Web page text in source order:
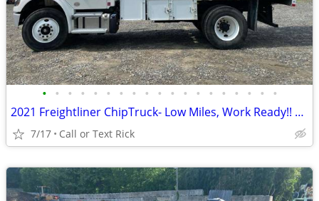
• • • • • • • • • • • • • • • • • • •
2021 Freightliner ChipTruck- Low Miles, Work Ready!! #4967
7/17 Call or Text Rick